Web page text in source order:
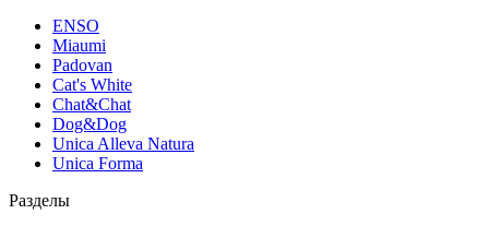
ENSO
Miaumi
Padovan
Cat's White
Chat&Chat
Dog&Dog
Unica Alleva Natura
Unica Forma
Разделы